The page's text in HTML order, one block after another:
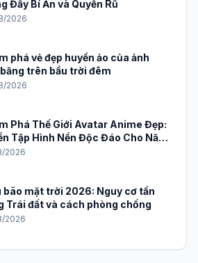
Đầy Bí Ẩn và Quyến Rũ
2026
phá vẻ đẹp huyền ảo của ảnh
trên bầu trời đêm
2026
Phá Thế Giới Avatar Anime Đẹp:
Tập Hình Nền Độc Đáo Cho Năm
2026
bão mặt trời 2026: Nguy cơ tấn
Trái đất và cách phòng chống
2026